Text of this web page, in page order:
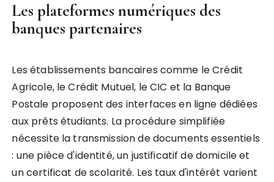
Les plateformes numériques des
banques partenaires
Les établissements bancaires comme le Crédit
Agricole, le Crédit Mutuel, le CIC et la Banque
Postale proposent des interfaces en ligne dédiées
aux prêts étudiants. La procédure simplifiée
nécessite la transmission de documents essentiels
: une pièce d'identité, un justificatif de domicile et
un certificat de scolarité. Les taux d'intérêt varient